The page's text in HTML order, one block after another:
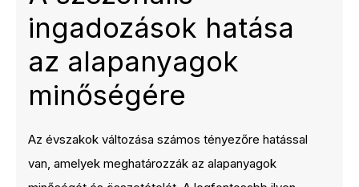
ingadozások hatása
az alapanyagok
minőségére
Az évszakok változása számos tényezőre hatással
van, amelyek meghatározzák az alapanyagok